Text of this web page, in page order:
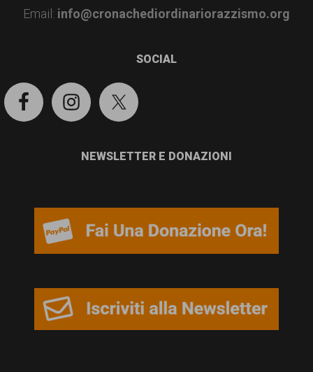
Email: info@cronachediordinariorazzismo.org
SOCIAL
NEWSLETTER E DONAZIONI